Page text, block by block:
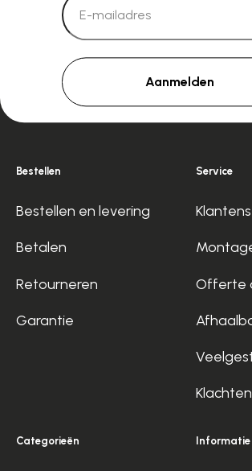
Aanmelden
Bestellen
Bestellen en levering
Betalen
Retourneren
Garantie
Service
Offerte
Categorieën Informatie